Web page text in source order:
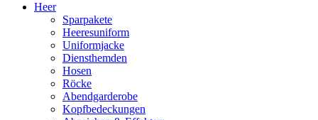
Heer
Sparpakete
Heeresuniform
Uniformjacke
Diensthemden
Hosen
Röcke
Abendgarderobe
Kopfbedeckungen